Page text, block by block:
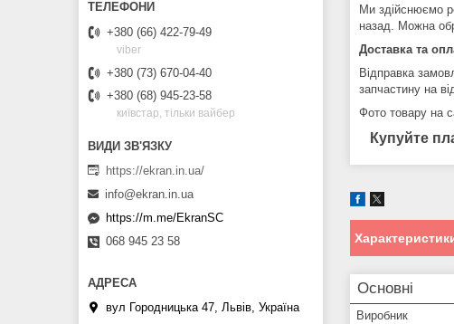
Ми здійснюємо
назад. Можна
Доставка та
Відправка
запчастину на
Фото товару на
Купуйте
Основні
Виробник
+380 (66) 422-79-49
viber
+380 (73) 670-04-40
+380 (68) 945-23-58
київстар, тільки вайбер
https://ekran.in.ua/
info@ekran.in.ua
https://m.me/EkranSC
068 945 23 58
вул Городницька 47, Львів, Україна